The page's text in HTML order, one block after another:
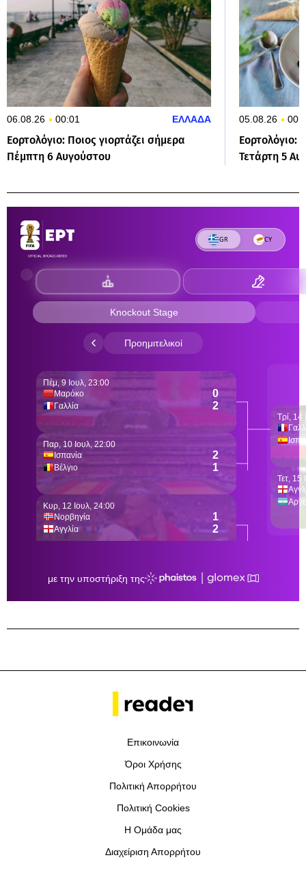
06.08.26 00:01 ΕΛΛΑΔΑ
Εορτολόγιο: Ποιος γιορτάζει σήμερα
Πέμπτη 6 Αυγούστου
05.08.26
Εορτολόγιο:
Τετάρτη 5
Επικοινωνία
Όροι Χρήσης
Πολιτική Απορρήτου
Πολιτική Cookies
Η Ομάδα μας
Διαχείριση Απορρήτου